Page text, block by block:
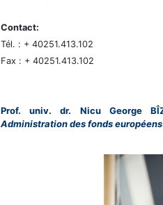
Contact:
Tél. : + 40251.413.102
Fax : + 40251.413.102
Prof. univ. dr. Nicu George
Administration des fonds européens